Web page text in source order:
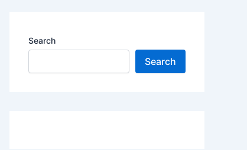
Search
Search